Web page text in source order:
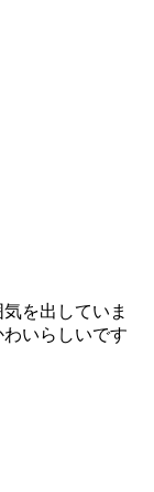
を出していま
いらしいです